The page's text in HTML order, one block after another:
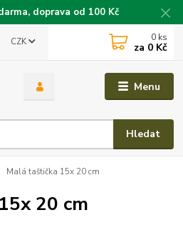
doprava od 100 Kč
Menu
CZK
Hledat
0 ks
za 0 Kč
Malá taštička 15x 20 cm
20 cm